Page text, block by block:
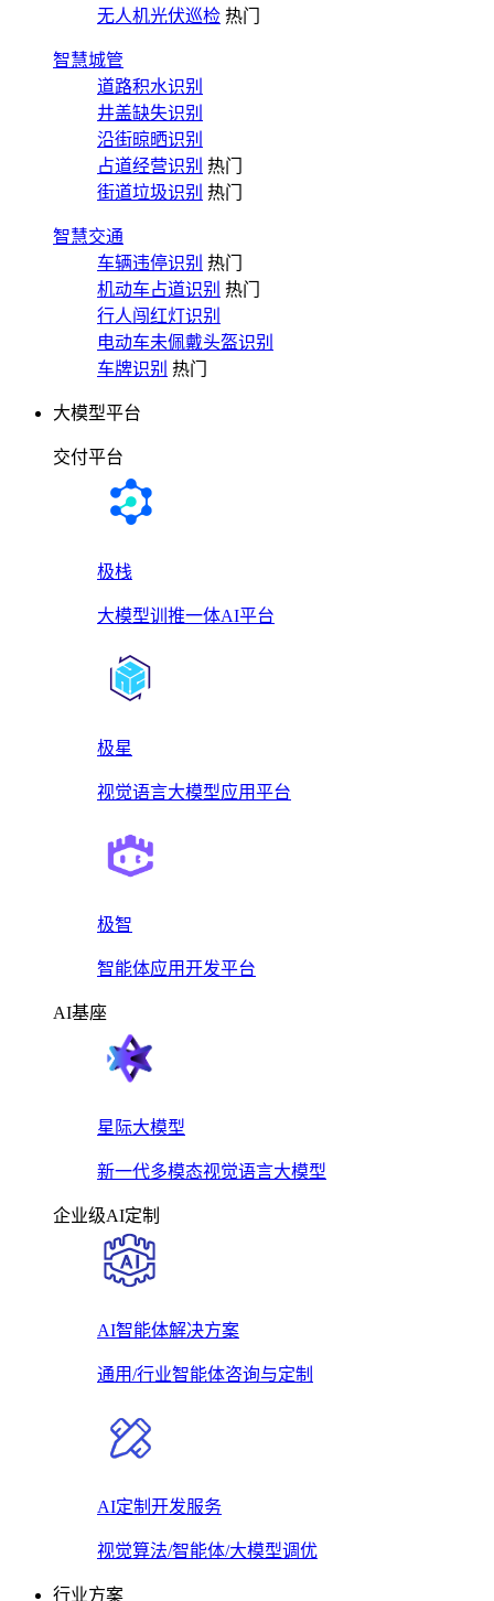
无人机光伏巡检 热门
智慧城管
道路积水识别
井盖缺失识别
沿街晾晒识别
占道经营识别 热门
街道垃圾识别 热门
智慧交通
车辆违停识别 热门
机动车占道识别 热门
行人闯红灯识别
电动车未佩戴头盔识别
车牌识别 热门
大模型平台
交付平台
极栈
大模型训推一体AI平台
极星
视觉语言大模型应用平台
极智
智能体应用开发平台
AI基座
星际大模型
新一代多模态视觉语言大模型
企业级AI定制
AI智能体解决方案
通用/行业智能体咨询与定制
AI定制开发服务
视觉算法/智能体/大模型调优
行业方案